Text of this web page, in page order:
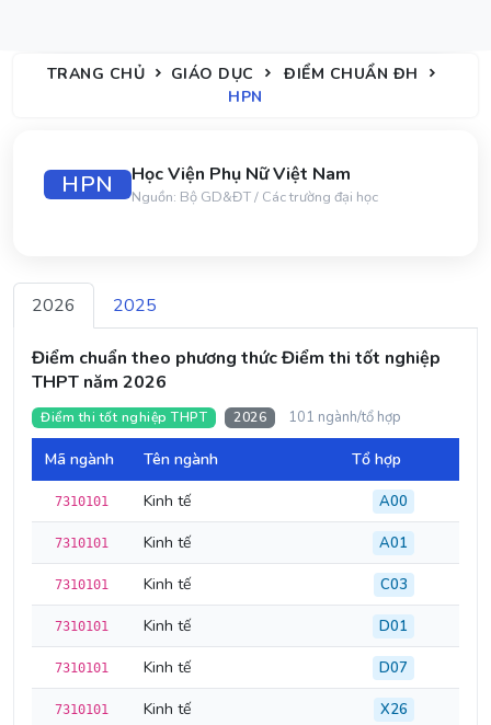
TRANG CHỦ GIÁO DỤC
ĐIỂM CHUẨN ĐH
HPN
HPN Học Viện Phụ Nữ Việt Nam
Nguồn: Bộ GD&ĐT / Các trường đại học
2026 2025
Điểm chuẩn theo phương thức Điểm thi tốt nghiệp
THPT năm 2026
Điểm thi tốt nghiệp THPT 2026 101 ngành/tổ hợp
Mã ngành Tên ngành Tổ hợp
7310101 Kinh tế A00
7310101 Kinh tế A01
7310101 Kinh tế C03
7310101 Kinh tế D01
7310101 Kinh tế D07
7310101 Kinh tế X26